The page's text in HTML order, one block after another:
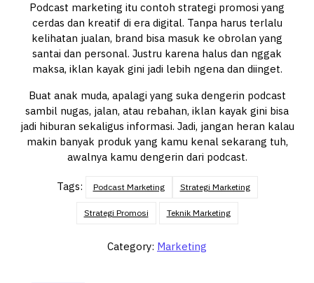
Podcast marketing itu contoh strategi promosi yang
cerdas dan kreatif di era digital. Tanpa harus terlalu
kelihatan jualan, brand bisa masuk ke obrolan yang
santai dan personal. Justru karena halus dan nggak
maksa, iklan kayak gini jadi lebih ngena dan diinget.
Buat anak muda, apalagi yang suka dengerin podcast
sambil nugas, jalan, atau rebahan, iklan kayak gini bisa
jadi hiburan sekaligus informasi. Jadi, jangan heran kalau
makin banyak produk yang kamu kenal sekarang tuh,
awalnya kamu dengerin dari podcast.
Tags: Podcast Marketing Strategi Marketing
Strategi Promosi Teknik Marketing
Category: Marketing